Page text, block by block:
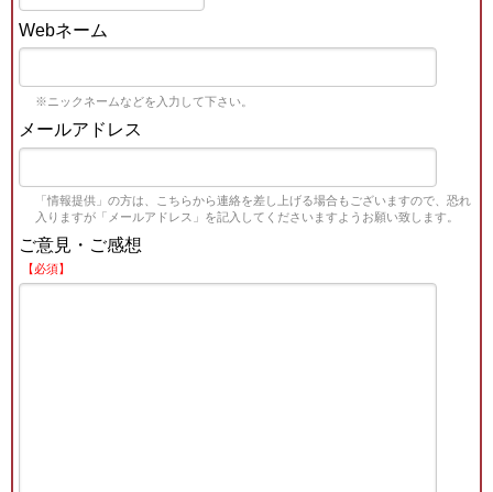
Webネーム
※ニックネームなどを入力して下さい。
メールアドレス
「情報提供」の方は、こちらから連絡を差し上げる場合もございますので、恐れ
入りますが「メールアドレス」を記入してくださいますようお願い致します。
ご意見・ご感想
【必須】